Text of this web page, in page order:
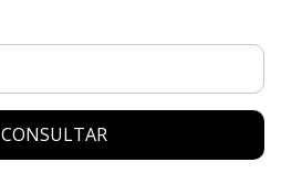
CONSULTAR